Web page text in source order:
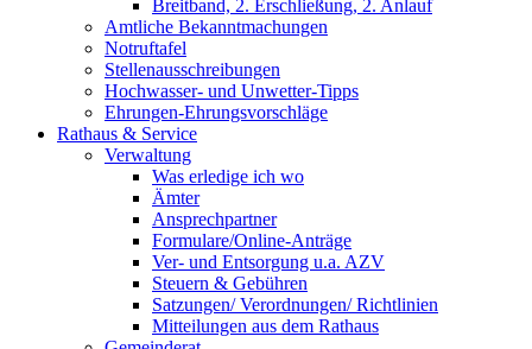
Breitband, 2. Erschließung, 2. Anlauf
Amtliche Bekanntmachungen
Notruftafel
Stellenausschreibungen
Hochwasser- und Unwetter-Tipps
Ehrungen-Ehrungsvorschläge
Rathaus & Service
Verwaltung
Was erledige ich wo
Ämter
Ansprechpartner
Formulare/Online-Anträge
Ver- und Entsorgung u.a. AZV
Steuern & Gebühren
Satzungen/ Verordnungen/ Richtlinien
Mitteilungen aus dem Rathaus